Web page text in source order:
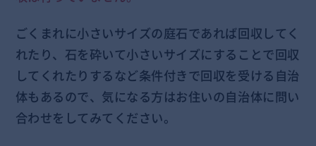
ごくまれに小さいサイズの庭石であれば回収してく
れたり、石を砕いて小さいサイズにすることで回収
してくれたりするなど条件付きで回収を受ける自治
体もあるので、気になる方はお住いの自治体に問い
合わせをしてみてください。